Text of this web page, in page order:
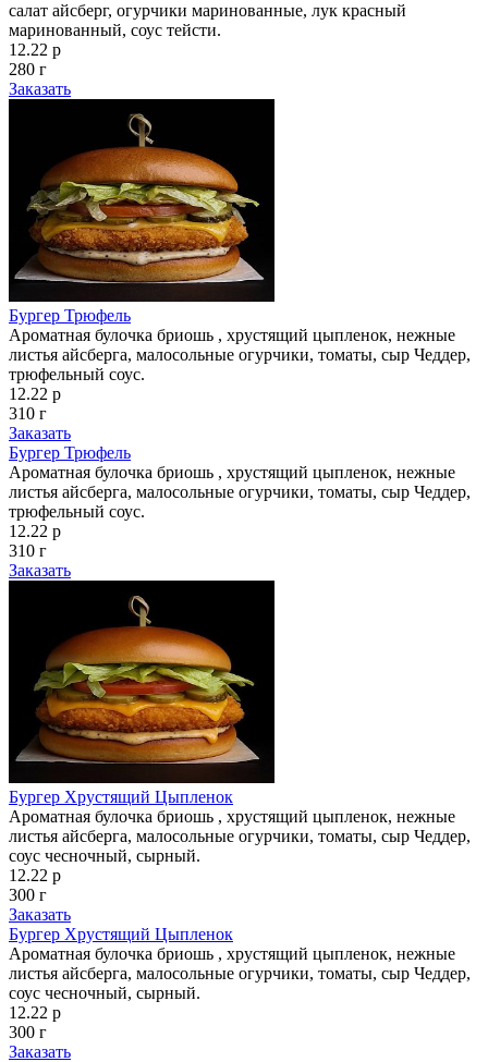
салат айсберг, огурчики маринованные, лук красный
маринованный, соус тейсти.
12.22 р
280 г
Заказать
Бургер Трюфель
Ароматная булочка бриошь , хрустящий цыпленок, нежные
листья айсберга, малосольные огурчики, томаты, сыр Чеддер,
трюфельный соус.
12.22 р
310 г
Заказать
Бургер Трюфель
Ароматная булочка бриошь , хрустящий цыпленок, нежные
листья айсберга, малосольные огурчики, томаты, сыр Чеддер,
трюфельный соус.
12.22 р
310 г
Заказать
Бургер Хрустящий Цыпленок
Ароматная булочка бриошь , хрустящий цыпленок, нежные
листья айсберга, малосольные огурчики, томаты, сыр Чеддер,
соус чесночный, сырный.
12.22 р
300 г
Заказать
Бургер Хрустящий Цыпленок
Ароматная булочка бриошь , хрустящий цыпленок, нежные
листья айсберга, малосольные огурчики, томаты, сыр Чеддер,
соус чесночный, сырный.
12.22 р
300 г
Заказать